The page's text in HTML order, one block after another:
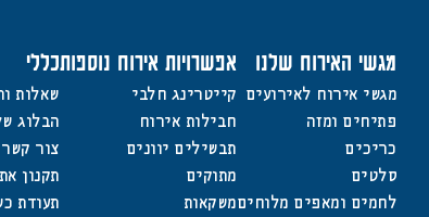
מגשי האירוח שלנו
מגשי אירוח לאירועים
פתיחים ומזה
כריכים
סלטים
לחמים ומאפים מלוחים
אפשרויות אירוח נוספות
קייטרינג חלבי
חבילות אירוח
תבשילים יוונים
מתוקים
משקאות
כללי
שאלות
הבלוג
צור קשר
תקנון
תעודת